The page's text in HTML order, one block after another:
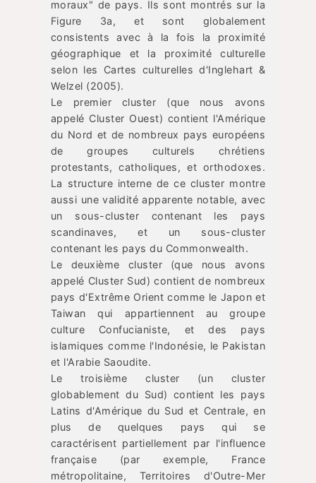
moraux" de pays. Ils sont montrés sur la
Figure 3a, et sont globalement
consistents avec à la fois la proximité
géographique et la proximité culturelle
selon les Cartes culturelles d'Inglehart &
Welzel (2005).
Le premier cluster (que nous avons
appelé Cluster Ouest) contient l'Amérique
du Nord et de nombreux pays européens
de groupes culturels chrétiens
protestants, catholiques, et orthodoxes.
La structure interne de ce cluster montre
aussi une validité apparente notable, avec
un sous-cluster contenant les pays
scandinaves, et un sous-cluster
contenant les pays du Commonwealth.
Le deuxième cluster (que nous avons
appelé Cluster Sud) contient de nombreux
pays d'Extrême Orient comme le Japon et
Taiwan qui appartiennent au groupe
culture Confucianiste, et des pays
islamiques comme l'Indonésie, le Pakistan
et l'Arabie Saoudite.
Le troisième cluster (un cluster
globablement du Sud) contient les pays
Latins d'Amérique du Sud et Centrale, en
plus de quelques pays qui se
caractérisent partiellement par l'influence
française (par exemple, France
métropolitaine, Territoires d'Outre-Mer